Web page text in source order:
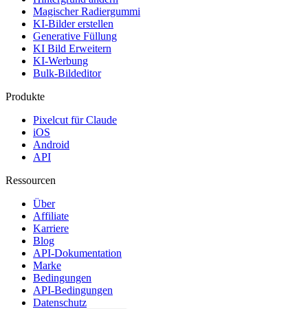
Magischer Radiergummi
KI-Bilder erstellen
Generative Füllung
KI Bild Erweitern
KI-Werbung
Bulk-Bildeditor
Produkte
Pixelcut für Claude
iOS
Android
API
Ressourcen
Über
Affiliate
Karriere
Blog
API-Dokumentation
Marke
Bedingungen
API-Bedingungen
Datenschutz